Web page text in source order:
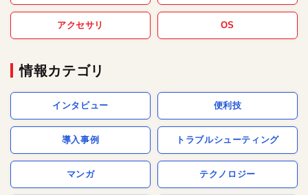
アクセサリ OS
情報カテゴリ
インタビュー 便利技
導入事例 トラブルシューティング
マンガ テクノロジー